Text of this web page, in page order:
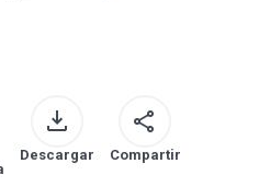
Descargar Compartir